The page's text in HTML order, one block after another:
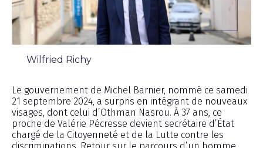
Wilfried Richy
Le gouvernement de Michel Barnier, nommé ce samedi
21 septembre 2024, a surpris en intégrant de nouveaux
visages, dont celui d’Othman Nasrou. À 37 ans, ce
proche de Valérie Pécresse devient secrétaire d’État
chargé de la Citoyenneté et de la Lutte contre les
discriminations. Retour sur le parcours d’un homme